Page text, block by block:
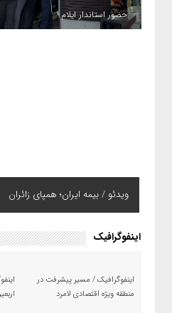
حضور استاندار ایلام
ویدئو / بیمه ایران؛ همپای زائران
اینفوگرافیک
اینفوگرافیک / مسیر پیشرفت در
منطقه ویژه اقتصادی لامرد